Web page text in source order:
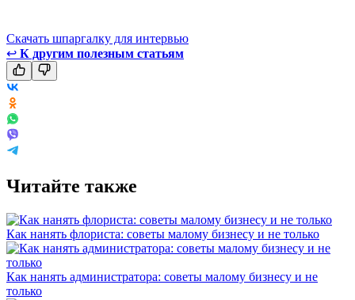
Скачать шпаргалку для интервью
↩ К другим полезным статьям
Читайте также
Как нанять флориста: советы малому бизнесу и не только
Как нанять администратора: советы малому бизнесу и не
только